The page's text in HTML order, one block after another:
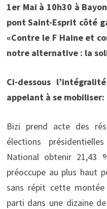
1er Mai à 10h30 à
pont Saint-Esprit côté
«Contre le F Haine et
notre alternative : la
Ci-dessous
appelant à se mobiliser:
Bizi prend acte des
élections
National obtenir 21,43
préoccupe au plus haut
sans répit cette montée
parti dans une dizaine